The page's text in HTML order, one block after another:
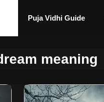
Puja Vidhi Guide
meaning